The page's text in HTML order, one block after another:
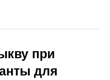
при
для